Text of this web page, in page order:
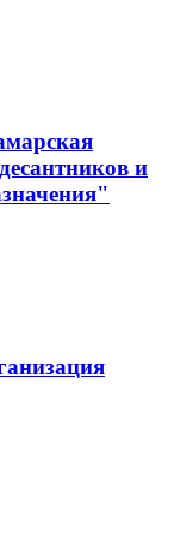
и